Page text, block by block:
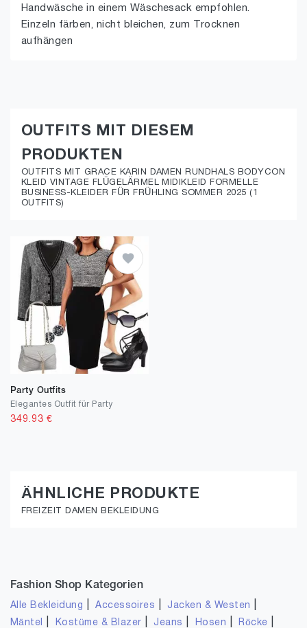
Handwäsche in einem Wäschesack empfohlen.
Einzeln färben, nicht bleichen, zum Trocknen
aufhängen
OUTFITS MIT DIESEM
PRODUKTEN
OUTFITS MIT GRACE KARIN DAMEN RUNDHALS BODYCON
KLEID VINTAGE FLÜGELÄRMEL MIDIKLEID FORMELLE
BUSINESS-KLEIDER FÜR FRÜHLING SOMMER 2025 (1
OUTFITS)
Party Outfits
Elegantes Outfit für Party
349.93 €
ÄHNLICHE PRODUKTE
FREIZEIT DAMEN BEKLEIDUNG
Fashion Shop Kategorien
Alle Bekleidung |Accessoires Jacken & Westen
Mäntel Kostüme & Blazer Jeans Hosen Röcke